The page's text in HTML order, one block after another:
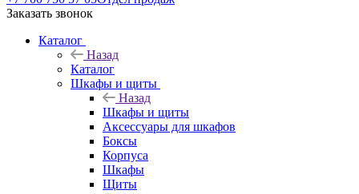
Заказать звонок
Каталог
Назад
Каталог
Шкафы и щиты
Назад
Шкафы и щиты
Аксессуары для шкафов
Боксы
Корпуса
Шкафы
Щиты